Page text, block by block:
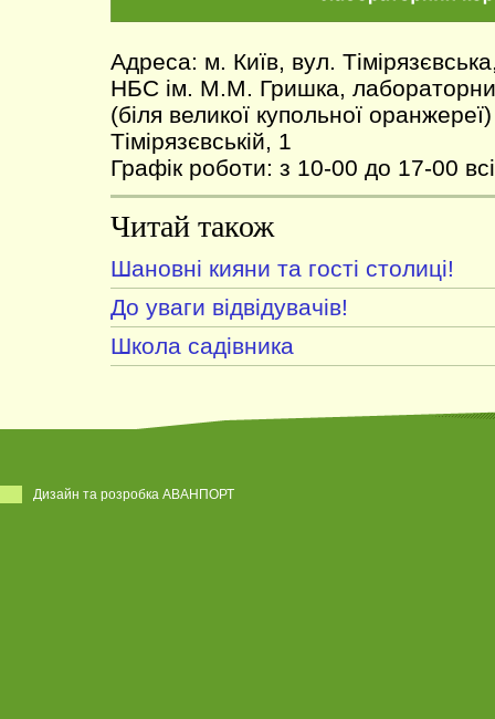
Адреса: м. Київ, вул.
НБС ім. М.М. Гришка,
(біля великої купольної
Тімірязєвській, 1
Графік роботи: з 10-00 до 17-00
Читай також
Шановні кияни та гості столиці!
До уваги відвідувачів!
Школа садівника
Дизайн та розробка АВАНПОРТ